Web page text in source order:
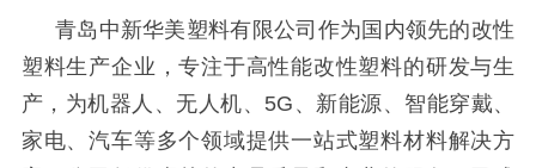
青岛中新华美塑料有限公司作为国内领先的改性
塑料生产企业，专注于高性能改性塑料的研发与生
产，为机器人、无人机、 5G、新能源、智能穿戴、
家电、汽车等多个领域提供一站式塑料材料解决方